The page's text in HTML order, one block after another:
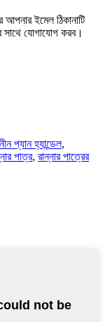
ইমেল ঠিকানাটি
সাথে যোগাযোগ করব।
প্যান হ্যান্ডেল,
পাত্র, রান্নার পাত্রের